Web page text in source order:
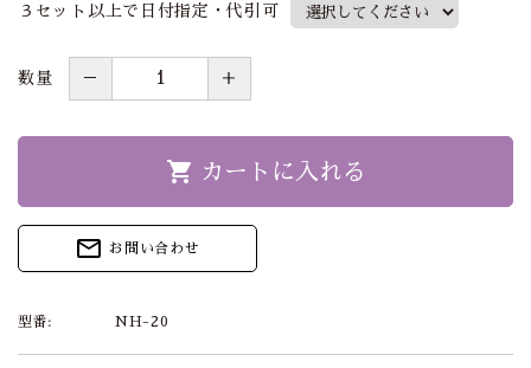
３セット以上で日付指定・代引可
数量 － ＋
shopping_cart カートに入れる
mail_outline お問い合わせ
型番: NH-20